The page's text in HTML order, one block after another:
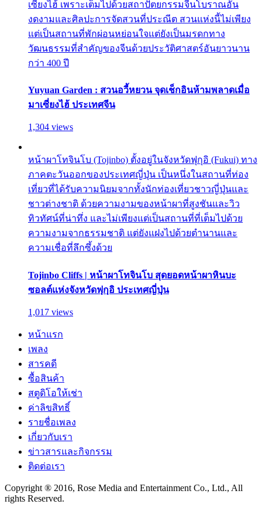
เซี่ยงไฮ้ เพราะเต็มไปด้วยสถาปัตยกรรมจีนโบราณอัน
งดงามและศิลปะการจัดสวนที่ประณีต สวนแห่งนี้ไม่เพียง
แต่เป็นสถานที่พักผ่อนหย่อนใจแต่ยังเป็นมรดกทาง
วัฒนธรรมที่สำคัญของจีนด้วยประวัติศาสตร์อันยาวนาน
กว่า 400 ปี
Yuyuan Garden : สวนอวี้หยวน จุดเช็กอินห้ามพลาดเมื่อ
มาเซี่ยงไฮ้ ประเทศจีน
1,304 views
หน้าผาโทจินโบ (Tojinbo) ตั้งอยู่ในจังหวัดฟุกุอิ (Fukui) ทาง
ภาคตะวันออกของประเทศญี่ปุ่น เป็นหนึ่งในสถานที่ท่อง
เที่ยวที่ได้รับความนิยมจากทั้งนักท่องเที่ยวชาวญี่ปุ่นและ
ชาวต่างชาติ ด้วยความงามของหน้าผาที่สูงชันและวิว
ทิวทัศน์ที่น่าทึ่ง และไม่เพียงแต่เป็นสถานที่ที่เต็มไปด้วย
ความงามจากธรรมชาติ แต่ยังแฝงไปด้วยตำนานและ
ความเชื่อที่ลึกซึ้งด้วย
Tojinbo Cliffs | หน้าผาโทจินโบ สุดยอดหน้าผาหินบะ
ซอลต์แห่งจังหวัดฟุกุอิ ประเทศญี่ปุ่น
1,017 views
หน้าแรก
เพลง
สารคดี
ซื้อสินค้า
สตูดิโอให้เช่า
ค่าลิขสิทธิ์
รายชื่อเพลง
เกี่ยวกับเรา
ข่าวสารและกิจกรรม
ติดต่อเรา
Copyright ® 2016, Rose Media and Entertainment Co., Ltd., All
rights Reserved.